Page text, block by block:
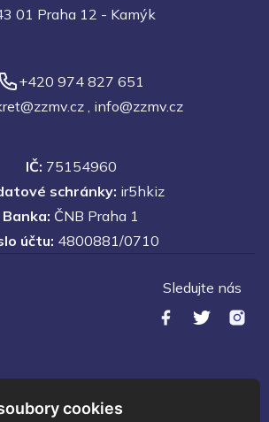
cookies
01 Praha 12 - Kamýk
+420 974 827 651
, info@zzmv.cz
IČ: 75154960
schránky: ir5hkiz
Banka: ČNB Praha 1
účtu: 4800881/0710
Sledujte nás